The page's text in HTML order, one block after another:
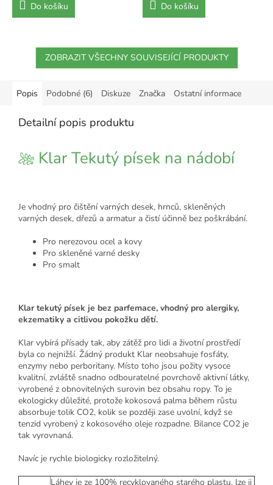
Do košíku Do košíku
ZOBRAZIT VŠECHNY SOUVISEJÍCÍ PRODUKTY
Popis Podobné (6) Diskuze Značka Ostatní informace
Detailní popis produktu
Klar Tekutý písek na nádobí
Je vhodný pro čištění varných desek, hrnců, skleněných
varných desek, dřezů a armatur a čistí účinně bez poškrábání.
Pro nerezovou ocel a kovy
Pro skleněné varné desky
Pro smalt
Klar tekutý písek je bez parfemace, vhodný pro alergiky,
ekzematiky a citlivou pokožku dětí.
Klar vybírá přísady tak, aby zátěž pro lidi a životní prostředí
byla co nejnižší. Žádný produkt Klar neobsahuje fosfáty,
enzymy nebo perboritany. Místo toho jsou požity vysoce
kvalitní, zvláště snadno odbouratelné povrchově aktivní látky,
vyrobené z obnovitelných surovin bez obsahu ropy. To je
ekologicky důležité, protože kokosová palma během růstu
absorbuje tolik CO2, kolik se později zase uvolní, když se
tenzid vyrobený z kokosového oleje rozpadne. Bilance CO2 je
tak vyrovnaná.
Navíc je rychle biologicky rozložitelný.
Láhev je ze 100% recyklovaného starého plastu, lze ji